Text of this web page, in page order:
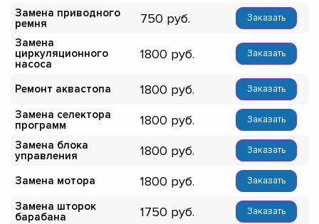
Замена приводного
ремня
750 Заказать
Замена
циркуляционного
насоса
1800 Заказать
Ремонт аквастопа 1800 Заказать
Замена селектора
программ
1800 Заказать
Замена блока
управления
1800 Заказать
Замена мотора 1800 Заказать
Замена шторок
барабана
1750 Заказать